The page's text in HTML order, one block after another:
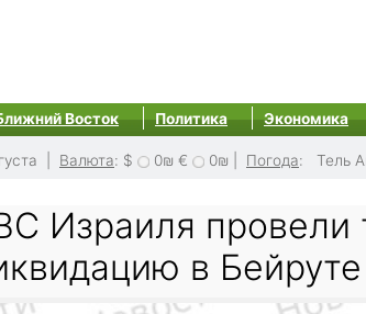
Восток Политика Экономика
| Валюта: $ 0₪ € 0₪ Погода: Тель
Израиля провели
в Бейруте